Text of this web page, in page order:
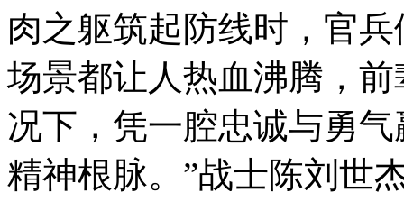
肉之躯筑起防线时，官
场景都让人热血沸腾，
况下，凭一腔忠诚与勇
精神根脉。”战士陈刘世